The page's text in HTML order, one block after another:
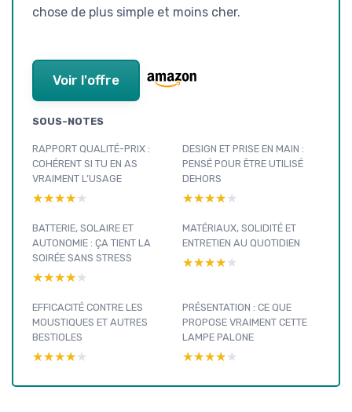
chose de plus simple et moins cher.
Voir l'offre
SOUS-NOTES
RAPPORT QUALITÉ-PRIX :
COHÉRENT SI TU EN AS
VRAIMENT L’USAGE
★★★★★
★★★★★
DESIGN ET PRISE EN MAIN :
PENSÉ POUR ÊTRE UTILISÉ
DEHORS
★★★★★
★★★★★
BATTERIE, SOLAIRE ET
AUTONOMIE : ÇA TIENT LA
SOIRÉE SANS STRESS
★★★★★
★★★★★
MATÉRIAUX, SOLIDITÉ ET
ENTRETIEN AU QUOTIDIEN
★★★★★
★★★★★
EFFICACITÉ CONTRE LES
MOUSTIQUES ET AUTRES
BESTIOLES
★★★★★
★★★★★
PRÉSENTATION : CE QUE
PROPOSE VRAIMENT CETTE
LAMPE PALONE
★★★★★
★★★★★